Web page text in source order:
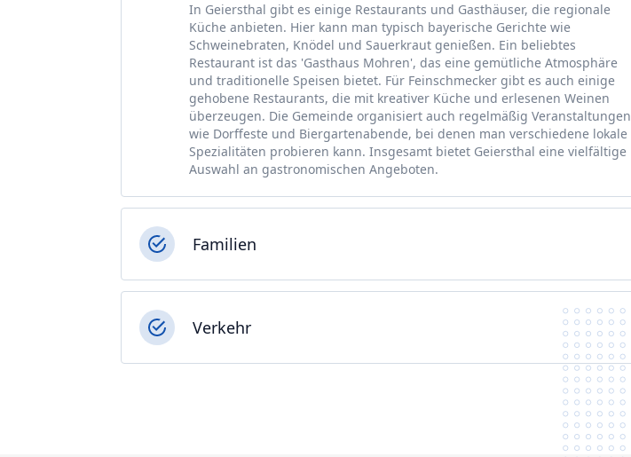
In Geiersthal gibt es einige Restaurants und Gasthäuser, die regionale
Küche anbieten. Hier kann man typisch bayerische Gerichte wie
Schweinebraten, Knödel und Sauerkraut genießen. Ein beliebtes
Restaurant ist das 'Gasthaus Mohren', das eine gemütliche Atmosphäre
und traditionelle Speisen bietet. Für Feinschmecker gibt es auch einige
gehobene Restaurants, die mit kreativer Küche und erlesenen Weinen
überzeugen. Die Gemeinde organisiert auch regelmäßig Veranstaltungen
wie Dorffeste und Biergartenabende, bei denen man verschiedene lokale
Spezialitäten probieren kann. Insgesamt bietet Geiersthal eine vielfältige
Auswahl an gastronomischen Angeboten.
Familien
Verkehr